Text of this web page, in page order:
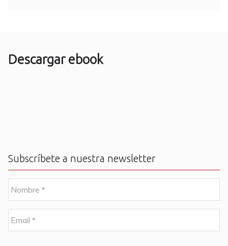
Descargar ebook
Subscríbete a nuestra newsletter
o
m
e
m
a